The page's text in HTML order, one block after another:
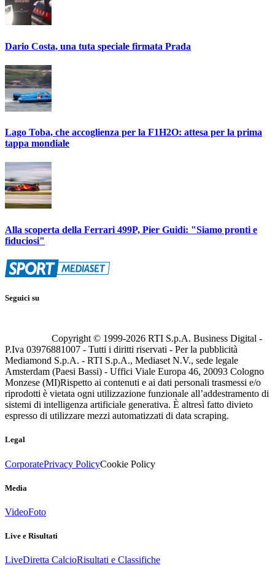
Dario Costa, una tuta speciale firmata Prada
Lago Toba, che accoglienza per la F1H2O: attesa per la prima
tappa mondiale
Alla scoperta della Ferrari 499P, Pier Guidi: "Siamo pronti e
fiduciosi"
Seguici su
Copyright © 1999-2026 RTI S.p.A. Business Digital -
P.Iva 03976881007 - Tutti i diritti riservati - Per la pubblicità
Mediamond S.p.A. - RTI S.p.A., Mediaset N.V., sede legale
Amsterdam (Paesi Bassi) - Uffici Viale Europa 46, 20093 Cologno
Monzese (MI)Rispetto ai contenuti e ai dati personali trasmessi e/o
riprodotti è vietata ogni utilizzazione funzionale all’addestramento di
sistemi di intelligenza artificiale generativa. È altresì fatto divieto
espresso di utilizzare mezzi automatizzati di data scraping.
Legal
CorporatePrivacy PolicyCookie Policy
Media
VideoFoto
Live e Risultati
LiveDiretta CalcioRisultati e Classifiche